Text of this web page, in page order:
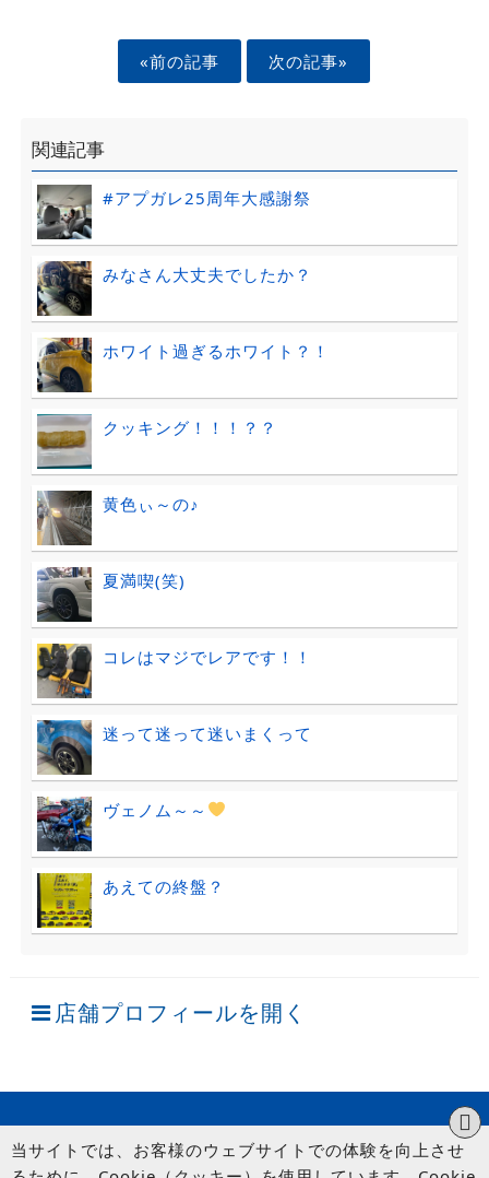
«前の記事 次の記事»
関連記事
#アプガレ25周年大感謝祭
みなさん大丈夫でしたか？
ホワイト過ぎるホワイト？！
クッキング！！！？？
黄色ぃ～の♪
夏満喫(笑)
コレはマジでレアです！！
迷って迷って迷いまくって
ヴェノム～～
あえての終盤？
店舗プロフィールを開く
当サイトでは、お客様のウェブサイトでの体験を向上させ